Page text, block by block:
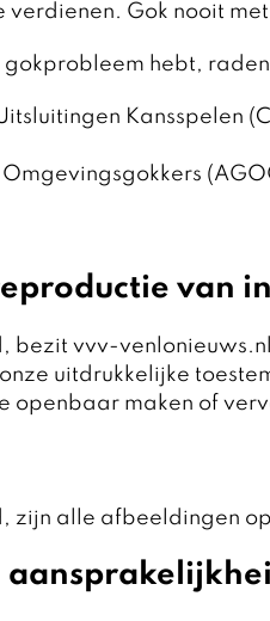
verdienen. Gok nooit
gokprobleem hebt,
Kansspelen
van
bezit vvv-
uitdrukkelijke
openbaar maken of
zijn alle afbeeldingen